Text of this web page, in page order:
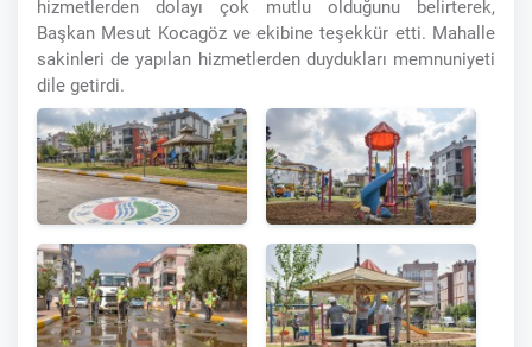
hizmetlerden dolayı çok mutlu olduğunu belirterek,
Başkan Mesut Kocagöz ve ekibine teşekkür etti. Mahalle
sakinleri de yapılan hizmetlerden duydukları memnuniyeti
dile getirdi.